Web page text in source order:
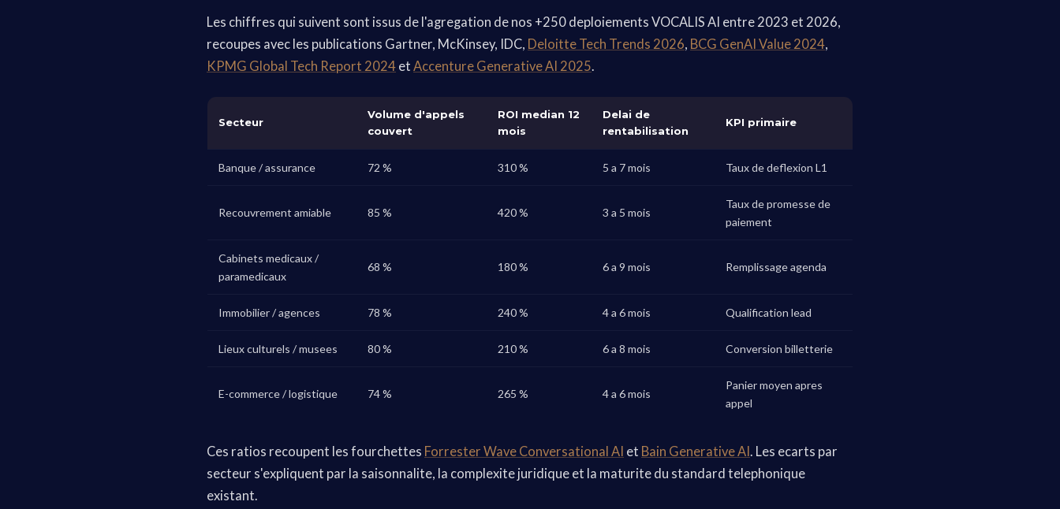
Les chiffres qui suivent sont issus de l'agregation de nos +250 deploiements VOCALIS AI entre 2023 et 2026,
recoupes avec les publications Gartner, McKinsey, IDC, Deloitte Tech Trends 2026, BCG GenAI Value 2024,
KPMG Global Tech Report 2024 et Accenture Generative AI 2025.
Secteur
Volume d'appels
couvert
ROI median 12
mois
Delai de
rentabilisation
KPI primaire
Banque / assurance 72 % 310 % 5 a 7 mois Taux de deflexion L1
Recouvrement amiable 85 % 420 % 3 a 5 mois
Taux de promesse de
paiement
Cabinets medicaux /
paramedicaux
68 % 180 % 6 a 9 mois Remplissage agenda
Immobilier / agences 78 % 240 % 4 a 6 mois Qualification lead
Lieux culturels / musees 80 % 210 % 6 a 8 mois Conversion billetterie
E-commerce / logistique 74 % 265 % 4 a 6 mois
Panier moyen apres
appel
Ces ratios recoupent les fourchettes Forrester Wave Conversational AI et Bain Generative AI . Les ecarts par
secteur s'expliquent par la saisonnalite, la complexite juridique et la maturite du standard telephonique
existant.